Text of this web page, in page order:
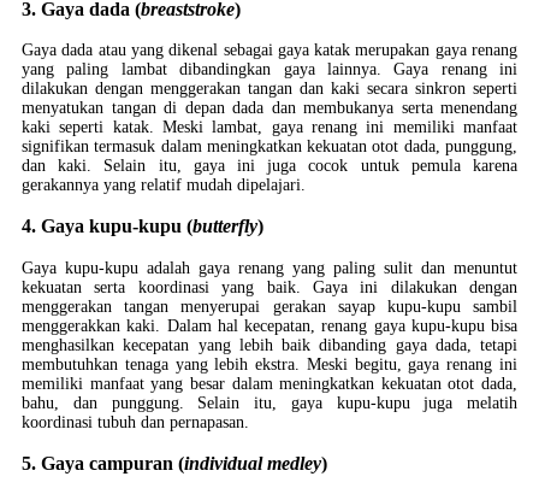
3. Gaya dada (breaststroke)
Gaya dada atau yang dikenal sebagai gaya katak merupakan gaya renang
yang paling lambat dibandingkan gaya lainnya. Gaya renang ini
dilakukan dengan menggerakan tangan dan kaki secara sinkron seperti
menyatukan tangan di depan dada dan membukanya serta menendang
kaki seperti katak. Meski lambat, gaya renang ini memiliki manfaat
signifikan termasuk dalam meningkatkan kekuatan otot dada, punggung,
dan kaki. Selain itu, gaya ini juga cocok untuk pemula karena
gerakannya yang relatif mudah dipelajari.
4. Gaya kupu-kupu (butterfly)
Gaya kupu-kupu adalah gaya renang yang paling sulit dan menuntut
kekuatan serta koordinasi yang baik. Gaya ini dilakukan dengan
menggerakan tangan menyerupai gerakan sayap kupu-kupu sambil
menggerakkan kaki. Dalam hal kecepatan, renang gaya kupu-kupu bisa
menghasilkan kecepatan yang lebih baik dibanding gaya dada, tetapi
membutuhkan tenaga yang lebih ekstra. Meski begitu, gaya renang ini
memiliki manfaat yang besar dalam meningkatkan kekuatan otot dada,
bahu, dan punggung. Selain itu, gaya kupu-kupu juga melatih
koordinasi tubuh dan pernapasan.
5. Gaya campuran (individual medley)